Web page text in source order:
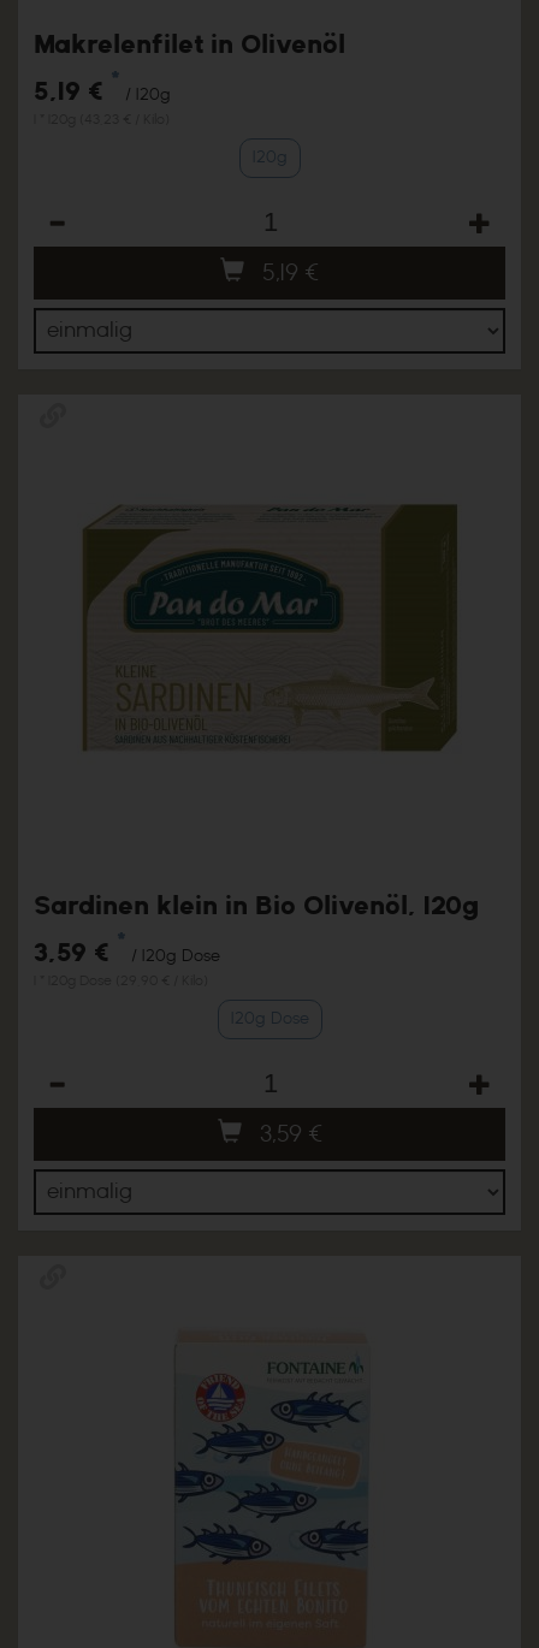
Makrelenfilet in Olivenöl
5,19 € *
/ 120g
120g
5,19 €
Sardinen klein in Bio Olivenöl, 120g
3,59 € *
/ 120g Dose
120g Dose
3,59 €